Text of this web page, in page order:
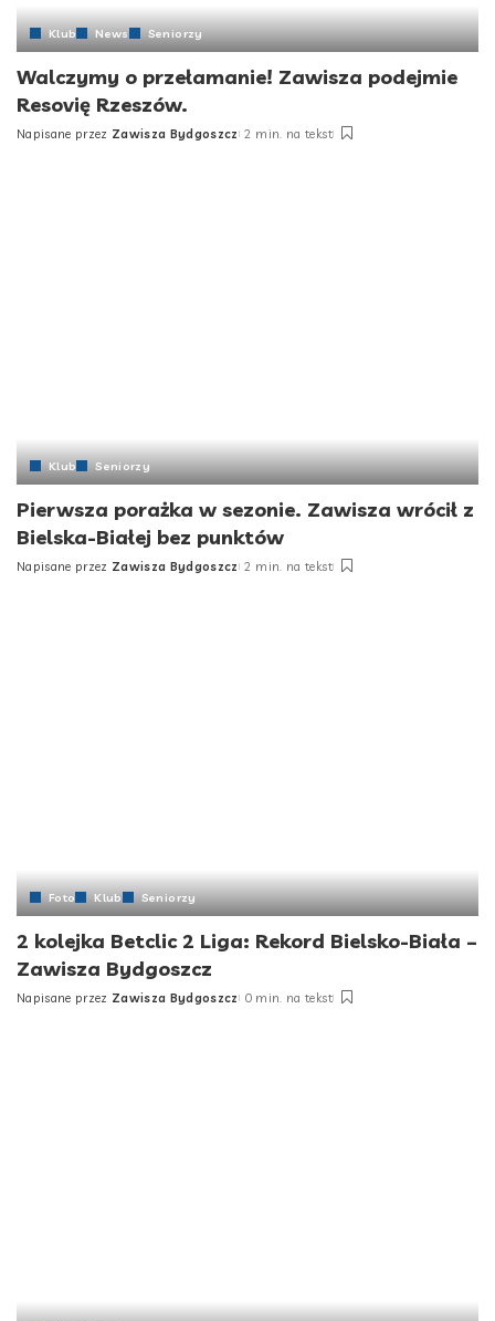
Klub News Seniorzy
Walczymy o przełamanie! Zawisza podejmie
Resovię Rzeszów.
Napisane przez Zawisza Bydgoszcz 2 min. na tekst
Klub Seniorzy
Pierwsza porażka w sezonie. Zawisza wrócił z
Bielska-Białej bez punktów
Napisane przez Zawisza Bydgoszcz 2 min. na tekst
Foto Klub Seniorzy
2 kolejka Betclic 2 Liga: Rekord Bielsko-Biała –
Zawisza Bydgoszcz
Napisane przez Zawisza Bydgoszcz 0 min. na tekst